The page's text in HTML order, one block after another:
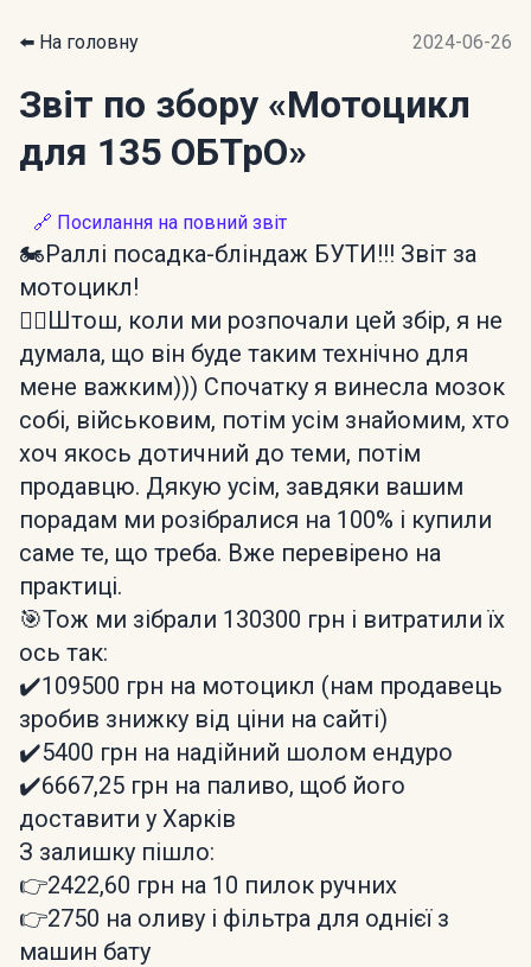
⬅️ На головну 2024-06-26
Звіт по збору «Мотоцикл
для 135 ОБТрО»
🔗 Посилання на повний звіт
🏍Раллі посадка-бліндаж БУТИ!!! Звіт за
мотоцикл!
💁‍♀️Штош, коли ми розпочали цей збір, я не
думала, що він буде таким технічно для
мене важким))) Спочатку я винесла мозок
собі, військовим, потім усім знайомим, хто
хоч якось дотичний до теми, потім
продавцю. Дякую усім, завдяки вашим
порадам ми розібралися на 100% і купили
саме те, що треба. Вже перевірено на
практиці.
🎯Тож ми зібрали 130300 грн і витратили їх
ось так:
✔️109500 грн на мотоцикл (нам продавець
зробив знижку від ціни на сайті)
✔️5400 грн на надійний шолом ендуро
✔️6667,25 грн на паливо, щоб його
доставити у Харків
З залишку пішло:
👉2422,60 грн на 10 пилок ручних
👉2750 на оливу і фільтра для однієї з
машин бату